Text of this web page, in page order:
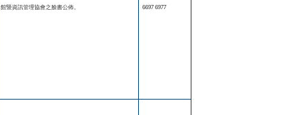
館暨資訊管理協會之臉書公佈。 6697 6977